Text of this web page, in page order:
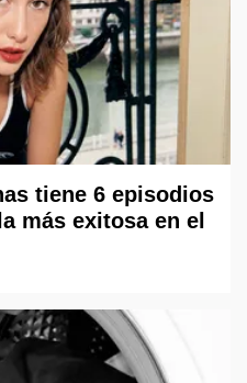
tiene 6 episodios
más exitosa en el